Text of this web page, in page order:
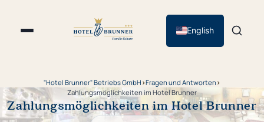
English
"Hotel Brunner" Betriebs GmbH ›Fragen und Antworten ›
Zahlungsmöglichkeiten im Hotel Brunner
Zahlungsmöglichkeiten im Hotel Brunner